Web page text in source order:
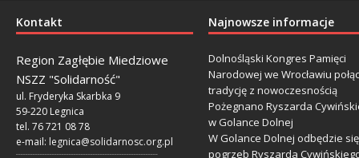
Kontakt
Region Zagłębie Miedziowe
NSZZ "Solidarność"
ul. Fryderyka Skarbka 9
59-220 Legnica
tel. 76 721 08 78
e-mail: legnica@solidarnosc.org.pl
Najnowsze informacje
Dolnośląski Kongres Pamięci
Narodowej we Wrocławiu
tradycję z nowoczesnością
Pożegnano Ryszarda
w Golance Dolnej
W Golance Dolnej odbędzie się
pogrzeb Ryszarda